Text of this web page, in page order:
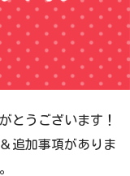
とうございます！
追加事項がありま